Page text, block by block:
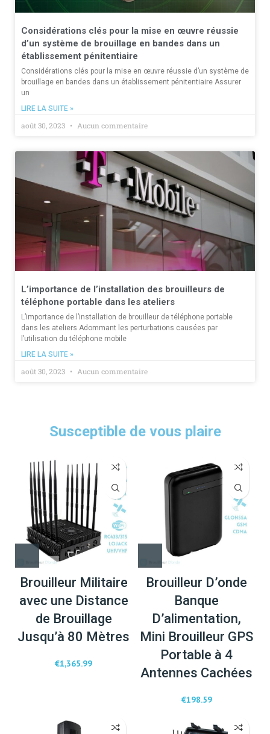
Considérations clés pour la mise en œuvre réussie
d’un système de brouillage en bandes dans un
établissement pénitentiaire
Considérations clés pour la mise en œuvre réussie d’un système de
brouillage en bandes dans un établissement pénitentiaire Assurer
un
LIRE LA SUITE »
août 30, 2023 Aucun commentaire
L’importance de l’installation des brouilleurs de
téléphone portable dans les ateliers
L’importance de l’installation de brouilleur de téléphone portable
dans les ateliers Adommant les perturbations causées par
l’utilisation du téléphone mobile
LIRE LA SUITE »
août 30, 2023 Aucun commentaire
Susceptible de vous plaire
Brouilleur Militaire
avec une Distance
de Brouillage
Jusqu’à 80 Mètres
€1,365.99
Brouilleur D’onde
Banque
D’alimentation,
Mini Brouilleur GPS
Portable à 4
Antennes Cachées
€198.59